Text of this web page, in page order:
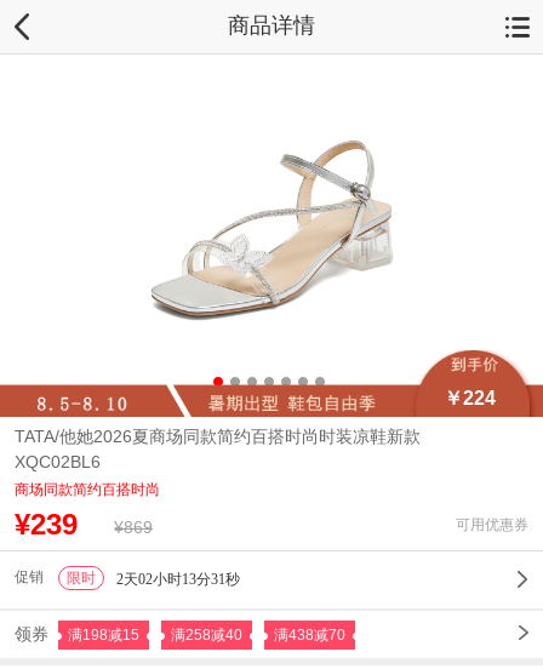
商品详情
￥224
TATA/他她2026夏商场同款简约百搭时尚时装凉鞋新款
XQC02BL6
商场同款简约百搭时尚
¥239 ¥869 可用优惠券
促销 限时 2天02小时13分30秒
领券 满198减15 满258减40 满438减70